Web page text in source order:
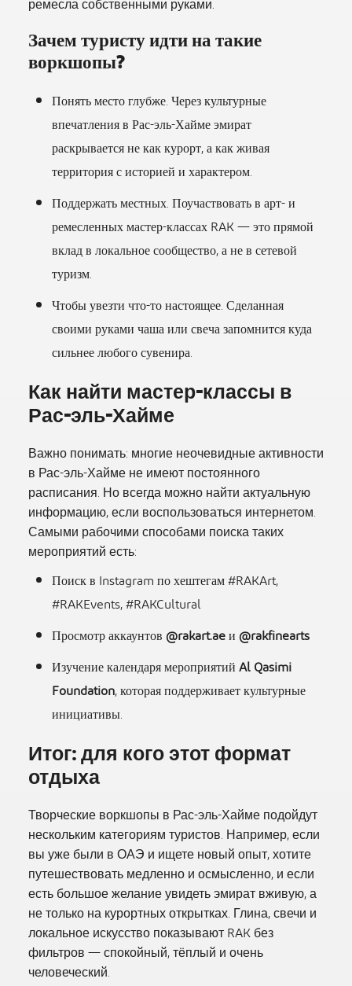
ремесла собственными руками.
Зачем туристу идти на такие
воркшопы?
Понять место глубже. Через культурные
впечатления в Рас-эль-Хайме эмират
раскрывается не как курорт, а как живая
территория с историей и характером.
Поддержать местных. Поучаствовать в арт- и
ремесленных мастер-классах RAK — это прямой
вклад в локальное сообщество, а не в сетевой
туризм.
Чтобы увезти что-то настоящее. Сделанная
своими руками чаша или свеча запомнится куда
сильнее любого сувенира.
Как найти мастер-классы в
Рас-эль-Хайме
Важно понимать: многие неочевидные активности
в Рас-эль-Хайме не имеют постоянного
расписания. Но всегда можно найти актуальную
информацию, если воспользоваться интернетом.
Самыми рабочими способами поиска таких
мероприятий есть:
Поиск в Instagram по хештегам #RAKArt,
#RAKEvents, #RAKCultural
Просмотр аккаунтов@rakart.aeи@rakfinearts
Изучение календаря мероприятийAl Qasimi
Foundation, которая поддерживает культурные
инициативы.
Итог: для кого этот формат
отдыха
Творческие воркшопы в Рас-эль-Хайме подойдут
нескольким категориям туристов. Например, если
вы уже были в ОАЭ и ищете новый опыт, хотите
путешествовать медленно и осмысленно, и если
есть большое желание увидеть эмират вживую, а
не только на курортных открытках. Глина, свечи и
локальное искусство показывают RAK без
фильтров — спокойный, тёплый и очень
человеческий.